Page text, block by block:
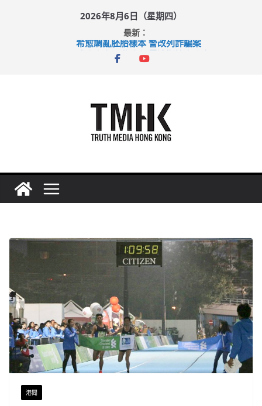
2026年8月6日（星期四）
最新：
希愈調亂胚胎樣本 警改列詐騙案
足球盛會次場激戰 祖雲達斯挫車路士
港聞